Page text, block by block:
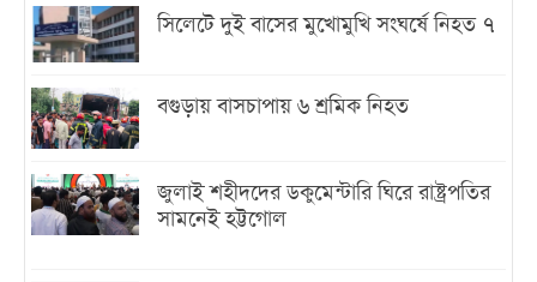
সিলেটে দুই বাসের মুখোমুখি সংঘর্ষে নিহত ৭
বগুড়ায় বাসচাপায় ৬ শ্রমিক নিহত
জুলাই শহীদদের ডকুমেন্টারি ঘিরে রাষ্ট্রপতির
সামনেই হট্টগোল